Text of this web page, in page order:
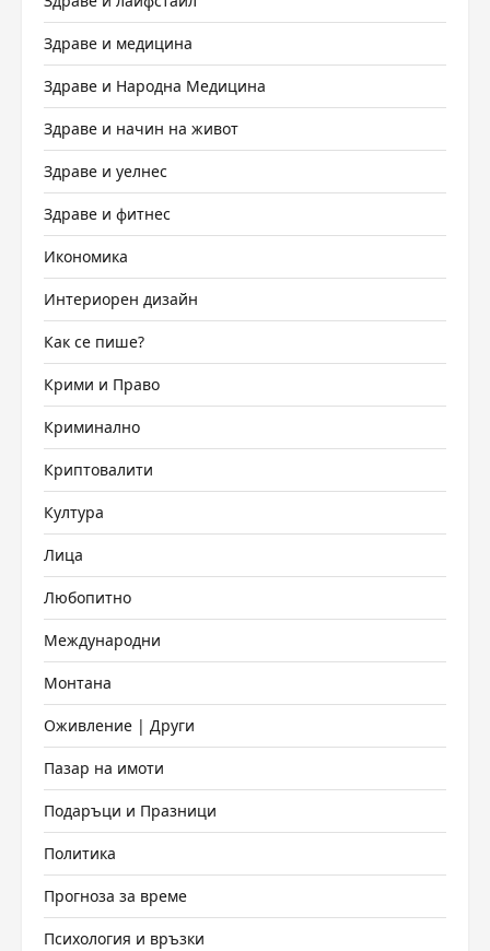
Здраве и медицина
Здраве и Народна Медицина
Здраве и начин на живот
Здраве и уелнес
Здраве и фитнес
Икономика
Интериорен дизайн
Как се пише?
Крими и Право
Криминално
Криптовалити
Култура
Лица
Любопитно
Международни
Монтана
Оживление | Други
Пазар на имоти
Подаръци и Празници
Политика
Прогноза за време
Психология и връзки